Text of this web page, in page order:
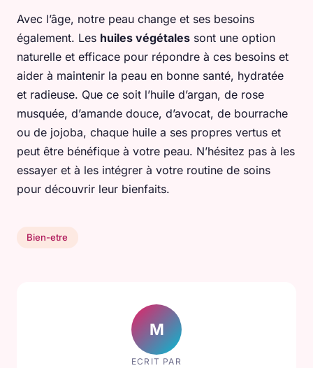
Avec l’âge, notre peau change et ses besoins
également. Les huiles végétales sont une option
naturelle et efficace pour répondre à ces besoins et
aider à maintenir la peau en bonne santé, hydratée
et radieuse. Que ce soit l’huile d’argan, de rose
musquée, d’amande douce, d’avocat, de bourrache
ou de jojoba, chaque huile a ses propres vertus et
peut être bénéfique à votre peau. N’hésitez pas à les
essayer et à les intégrer à votre routine de soins
pour découvrir leur bienfaits.
Bien-etre
M
ECRIT PAR